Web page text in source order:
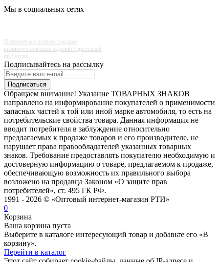
Мы в социальных сетях
Интернет-магазин по продаже
резинотехнических изделий с доставкой
по России
Подписывайтесь на рассылку
Подписаться
Обращаем внимание! Указание ТОВАРНЫХ ЗНАКОВ
направлено на информирование покупателей о применимости
запасных частей к той или иной марке автомобиля, то есть на
потребительские свойства товара. Данная информация не
вводит потребителя в заблуждение относительно
предлагаемых к продаже товаров и его производителе, не
нарушает права правообладателей указанных товарных
знаков. Требование предоставлять покупателю необходимую и
достоверную информацию о товаре, предлагаемом к продаже,
обеспечивающую возможность их правильного выбора
возложено на продавца Законом «О защите прав
потребителей», ст. 495 ГК РФ.
1991 - 2026 © «Оптовый интернет-магазин РТИ»
0
Корзина
Ваша корзина пуста
Выберите в каталоге интересующий товар и добавьте его «В
корзину».
Перейти в каталог